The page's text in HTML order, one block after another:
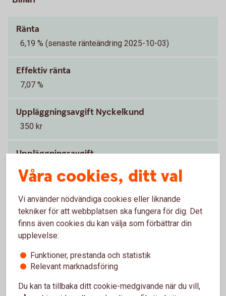
Ränta
6,19 % (senaste ränteändring 2025-10-03)
Effektiv ränta
7,07 %
Uppläggningsavgift Nyckelkund
350 kr
Uppläggningsavgift
550 kr
Ett lån på 150 000 kr med en rörlig exempelränta på
6,19 % (senaste ränteändring 2025-10-03) och en
kontantinsats på 60 000 kr, ger en effektiv ränta på 6,54
%. Exemplet beräknas med rak amortering och en
belopp att betala under lånets löptid är 174 149 kronor.
Första månaden betalar du 3 274 kr och i den sista
månaden 2 513 kr. Vid utbetalning tillkommer 550 kronor
Våra cookies, ditt val
Vi använder nödvändiga cookies eller liknande
tekniker för att webbplatsen ska fungera för dig. Det
finns även cookies du kan välja som förbättrar din
upplevelse:
Funktioner, prestanda och statistik
Relevant marknadsföring
Du kan ta tillbaka ditt cookie-medgivande när du vill,